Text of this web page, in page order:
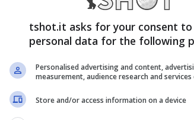
tshot.it asks for your consent to
personal data for the following
Personalised advertising and content,
measurement, audience research and
Store and/or access information on a device